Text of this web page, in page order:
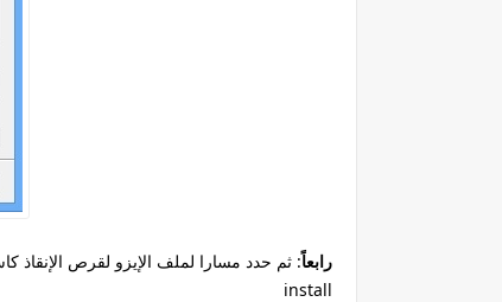
رابعاً: ثم حدد مسارا لملف الإيزو لقرص الإنقاذ
install